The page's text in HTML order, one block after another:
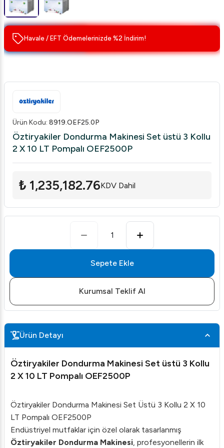
Havale / EFT Ödemelerinizde %2 İndirim!
Ürün Kodu: 8919.OEF25.0P
Öztiryakiler Dondurma Makinesi Set üstü 3 Kollu
2 X 10 LT Pompalı OEF2500P
₺ 1,235,182.76KDV Dahil
1
Sepete Ekle
Kurumsal Teklif Al
Ürün Detayı
Öztiryakiler Dondurma Makinesi Set üstü 3 Kollu
2 X 10 LT Pompalı OEF2500P
Öztiryakiler Dondurma Makinesi Set Üstü 3 Kollu 2 X 10
LT Pompalı OEF2500P
Endüstriyel mutfaklar için özel olarak tasarlanmış
Öztiryakiler Dondurma Makinesi, profesyonellerin ilk